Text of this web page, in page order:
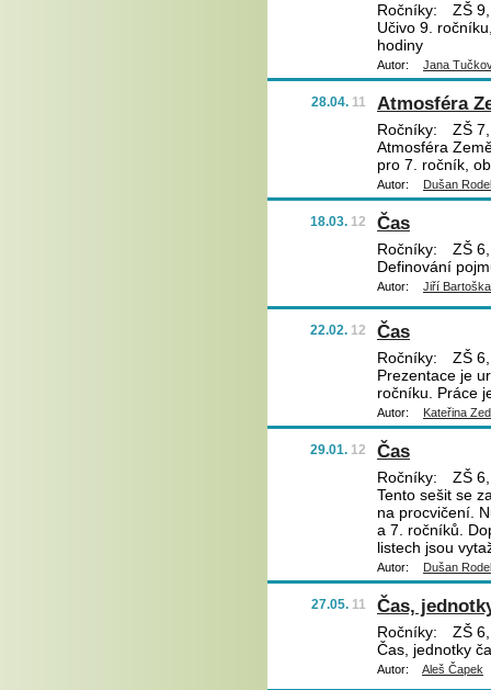
Ročníky:
ZŠ 9,
Učivo 9.
hodiny
Autor: Jana
28.04. 11 Atmosféra
Ročníky:
ZŠ 7,
Atmosféra
pro 7. ročník,
Autor: Dušan
18.03. 12 Čas
Ročníky:
ZŠ 6,
Definování
Autor: Jiří Bartoška
22.02. 12 Čas
Ročníky:
ZŠ 6,
Prezentace je
ročníku. Práce
Autor: Kateřina
29.01. 12 Čas
Ročníky:
ZŠ
Tento sešit se
na procvičení.
a 7. ročníků.
listech jsou
Autor: Dušan
27.05. 11 Čas,
Ročníky:
ZŠ 6,
Čas, jednotky
Autor: Aleš Čapek